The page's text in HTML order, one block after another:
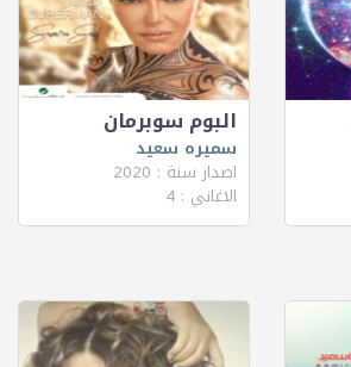
البوم سوبرمان
سميره سعيد
اصدار سنة : 2020
الاغاني : 4